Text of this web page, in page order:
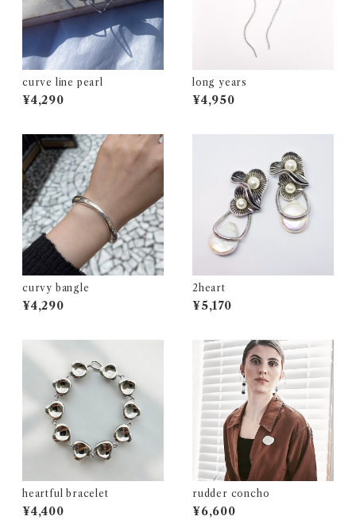
curve line pearl
¥4,290
long years
¥4,950
curvy bangle
¥4,290
2heart
¥5,170
heartful bracelet
¥4,400
rudder concho
¥6,600